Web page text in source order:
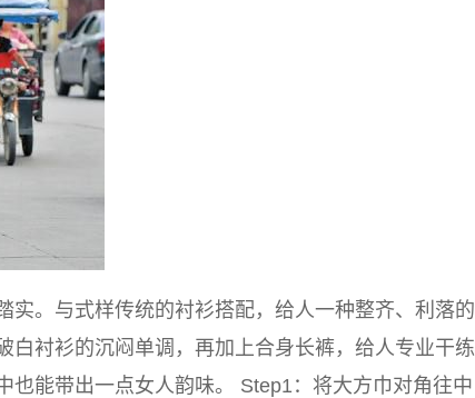
实。与式样传统的衬衫搭配，给人一种整齐、利落的
白衬衫的沉闷单调，再加上合身长裤，给人专业干练
也能带出一点女人韵味。 Step1：将大方巾对角往中